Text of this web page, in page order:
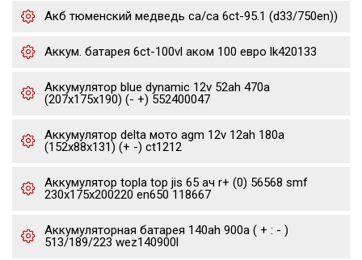
Акб тюменский медведь ca/ca 6ct-95.1 (d33/750en))
Аккум. батарея 6ct-100vl аком 100 евро lk420133
Аккумулятор blue dynamic 12v 52ah 470a
(207x175x190) (- +) 552400047
Аккумулятор delta мото agm 12v 12ah 180a
(152x88x131) (+ -) ct1212
Аккумулятор topla top jis 65 ач r+ (0) 56568 smf
230x175x200220 en650 118667
Аккумуляторная батарея 140ah 900a ( + : - )
513/189/223 wez140900l